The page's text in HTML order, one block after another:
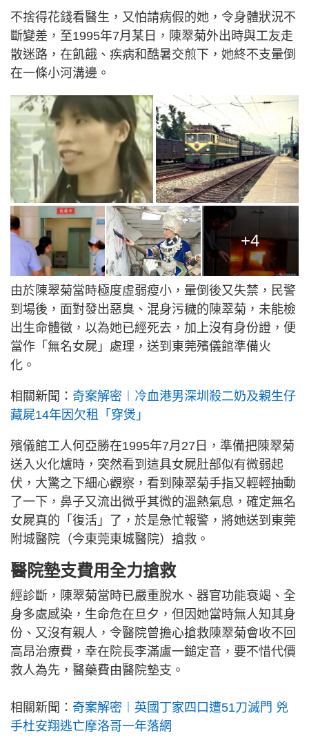
不捨得花錢看醫生，又怕請病假的她，令身體狀況不
斷變差，至1995年7月某日，陳翠菊外出時與工友走
散迷路，在飢餓、疾病和酷暑交煎下，她終不支暈倒
在一條小河溝邊。
+4
由於陳翠菊當時極度虛弱瘦小，暈倒後又失禁，民警
到場後，面對發出惡臭、混身污穢的陳翠菊，未能檢
出生命體徵，以為她已經死去，加上沒有身份證，便
當作「無名女屍」處理，送到東莞殯儀館準備火
化。
相關新聞： 奇案解密︱冷血港男深圳殺二奶及親生仔
藏屍14年因欠租「穿煲」
殯儀館工人何亞勝在1995年7月27日，準備把陳翠菊
送入火化爐時，突然看到這具女屍肚部似有微弱起
伏，大驚之下細心觀察，看到陳翠菊手指又輕輕抽動
了一下，鼻子又流出微乎其微的溫熱氣息，確定無名
女屍真的「復活」了，於是急忙報警，將她送到東莞
附城醫院（今東莞東城醫院）搶救。
醫院墊支費用全力搶救
經診斷，陳翠菊當時已嚴重脫水、器官功能衰竭、全
身多處感染，生命危在旦夕，但因她當時無人知其身
份、又沒有親人，令醫院曾擔心搶救陳翠菊會收不回
高昂治療費，幸在院長李滿盧一鎚定音，要不惜代價
救人為先，醫藥費由醫院墊支。
相關新聞： 奇案解密︱英國丁家四口遭51刀滅門 兇
手杜安翔逃亡摩洛哥一年落網